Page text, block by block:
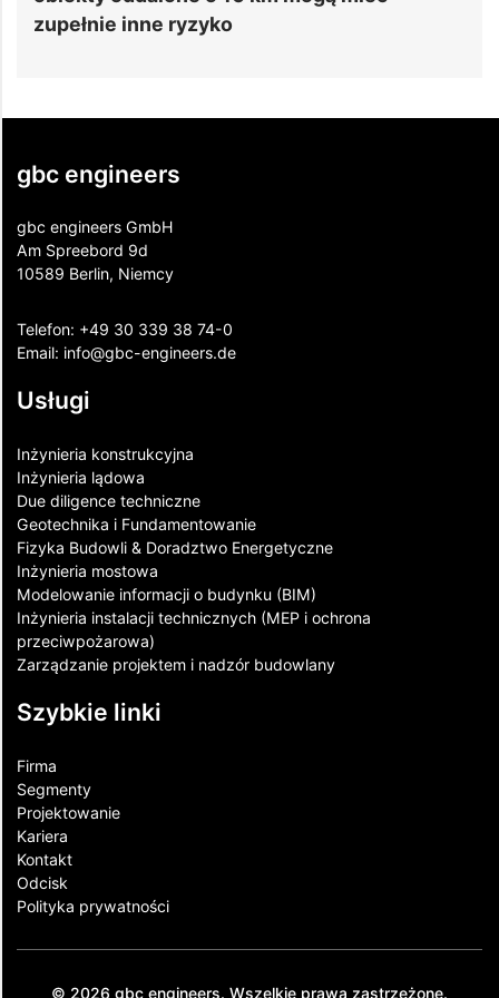
zupełnie inne ryzyko
gbc engineers
gbc engineers GmbH
Am Spreebord 9d
10589 Berlin, Niemcy
Telefon: +49 30 339 38 74-0
Email: info@gbc-engineers.de
Usługi
Inżynieria konstrukcyjna
Inżynieria lądowa
Due diligence techniczne
Geotechnika i Fundamentowanie
Fizyka Budowli & Doradztwo Energetyczne
Inżynieria mostowa
Modelowanie informacji o budynku (BIM)
Inżynieria instalacji technicznych (MEP i ochrona
przeciwpożarowa)
Zarządzanie projektem i nadzór budowlany
Szybkie linki
Firma
Segmenty
Projektowanie
Kariera
Kontakt​
Odcisk
Polityka prywatności
© 2026 gbc engineers. Wszelkie prawa zastrzeżone.